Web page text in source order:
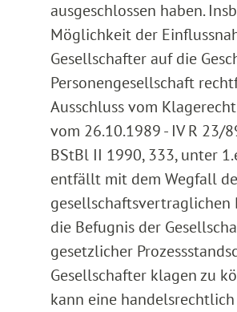
ausgeschlossen haben.
Möglichkeit der
Gesellschafter auf die
Personengesellschaft
Ausschluss vom
vom 26.10.1989 - IV R 23/
BStBl II 1990, 333, unter
entfällt mit dem Wegfall
gesellschaftsvertraglichen
die Befugnis der
gesetzlicher
Gesellschafter klagen zu
kann eine